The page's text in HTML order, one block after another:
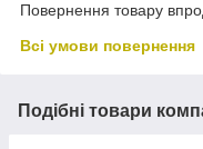
Повернення товару
Всі умови повернення
Подібні товари